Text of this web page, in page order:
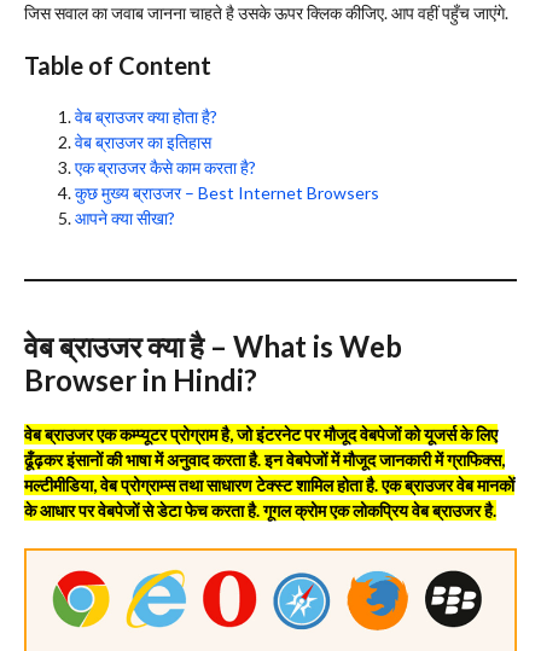
जिस सवाल का जवाब जानना चाहते है उसके ऊपर क्लिक कीजिए. आप वहीं पहुँच जाएंगे.
Table of Content
वेब ब्राउजर क्या होता है?
वेब ब्राउजर का इतिहास
एक ब्राउजर कैसे काम करता है?
कुछ मुख्य ब्राउजर – Best Internet Browsers
आपने क्या सीखा?
वेब ब्राउजर क्या है – What is Web
Browser in Hindi?
वेब ब्राउजर एक कम्प्यूटर प्रोग्राम है, जो इंटरनेट पर मौजूद वेबपेजों को यूजर्स के लिए
ढूँढ़कर इंसानों की भाषा में अनुवाद करता है. इन वेबपेजों में मौजूद जानकारी में ग्राफिक्स,
मल्टीमीडिया, वेब प्रोग्राम्स तथा साधारण टेक्स्ट शामिल होता है. एक ब्राउजर वेब मानकों
के आधार पर वेबपेजों से डेटा फेच करता है. गूगल क्रोम एक लोकप्रिय वेब ब्राउजर है.